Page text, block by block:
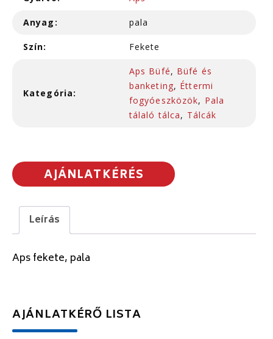
Anyag: pala
Szín: Fekete
Kategória:
Aps Büfé, Büfé és
banketing, Éttermi
fogyóeszközök, Pala
tálaló tálca, Tálcák
AJÁNLATKÉRÉS
Leírás
Aps fekete, pala
AJÁNLATKÉRŐ LISTA